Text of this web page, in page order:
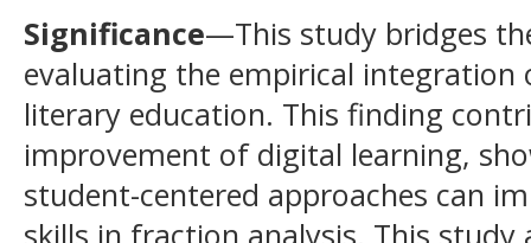
Significance—This study bridges
evaluating the empirical integration
literary education. This finding
improvement of digital learning,
student-centered approaches can
skills in fraction analysis. This